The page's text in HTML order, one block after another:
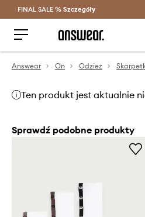
Oszczędzaj z
FINAL SALE % Szczegóły
Answear On Odzież
Ten produkt jest aktualnie
Sprawdź podobne produkty